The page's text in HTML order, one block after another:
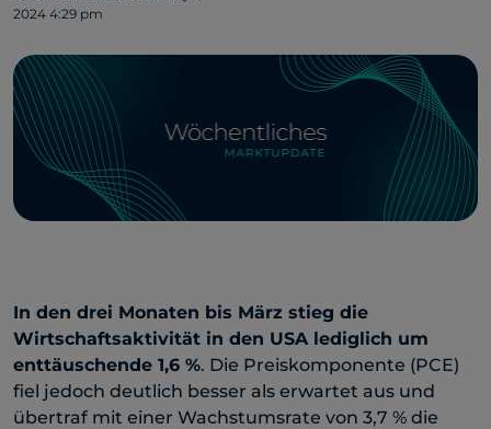
2024 4:29 pm
In den drei Monaten bis März stieg die
Wirtschaftsaktivität in den USA lediglich um
enttäuschende 1,6 %. Die Preiskomponente (PCE)
fiel jedoch deutlich besser als erwartet aus und
übertraf mit einer Wachstumsrate von 3,7 % die